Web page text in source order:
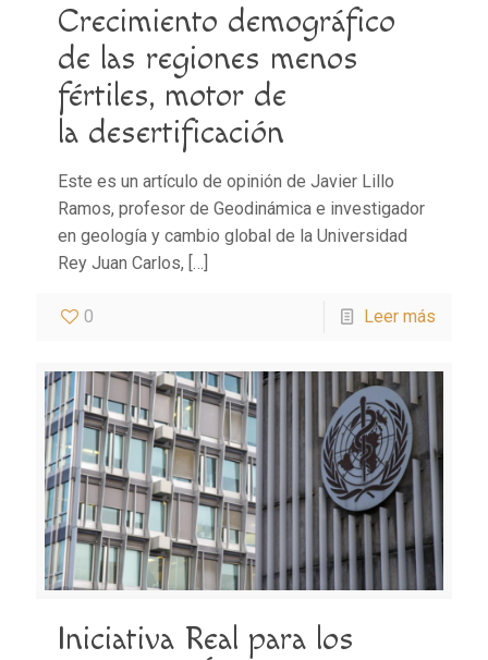
Crecimiento demográfico
de las regiones menos
fértiles, motor de
la desertificación
Este es un artículo de opinión de Javier Lillo
Ramos, profesor de Geodinámica e investigador
en geología y cambio global de la Universidad
Rey Juan Carlos, […]
0 Leer más
Iniciativa Real para los